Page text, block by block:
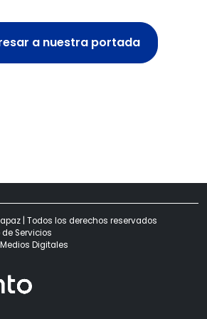
a nuestra portada
| Todos los derechos reservados
Servicios
Digitales